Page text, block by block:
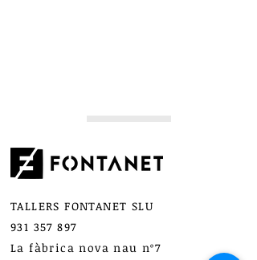
TALLERS FONTANET SLU
931 357 897
La fàbrica nova nau nº7